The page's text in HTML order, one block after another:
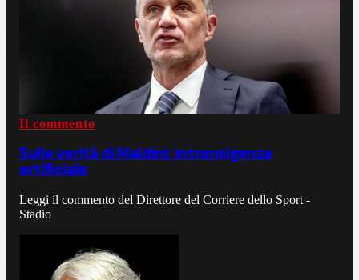
Il commento
Sulle verità di Maldini: intransigenza
artificiale
Leggi il commento del Direttore del Corriere dello Sport -
Stadio